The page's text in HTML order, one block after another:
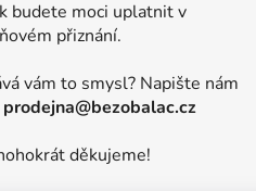
budete moci uplatnit v
přiznání.
vám to smysl? Napište nám
prodejna@bezobalac.cz
děkujeme!